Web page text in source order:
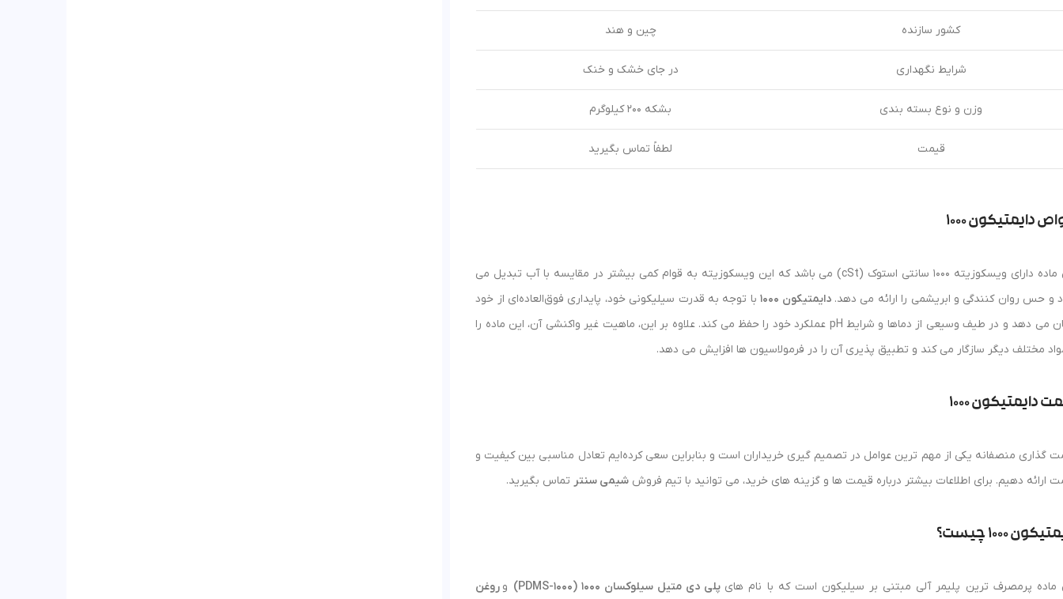
کشور سازنده چین و هند
شرایط نگهداری در جای خشک و خنک
وزن و نوع بسته بندی بشکه 200 کیلوگرم
قیمت لطفاً تماس بگیرید
دایمتیکون 1000
این ماده دارای ویسکوزیته 1000 سانتی استوک (cSt) می باشد که این ویسکوزیته به قوام کمی بیشتر در مقایسه با آب تبدیل می‌
و حس روان‌ کنندگی و ابریشمی را ارائه می‌ دهد.دایمتیکون 1000
با توجه به قدرت سیلیکونی خود، پایداری فوق‌العاده‌ای از خود
نشان می‌ دهد و در طیف وسیعی از دماها و شرایط pH عملکرد خود را حفظ می کند. علاوه بر این، ماهیت غیر واکنشی آن، این ماده را
مختلف دیگر سازگار می کند و تطبیق پذیری آن را در فرمولاسیون ها افزایش می دهد.
دایمتیکون 1000
گذاری منصفانه یکی از مهم‌ ترین عوامل در تصمیم‌ گیری خریداران است و بنابراین سعی کرده‌ایم تعادل مناسبی بین کیفیت و
ارائه دهیم. برای اطلاعات بیشتر درباره قیمت‌ ها و گزینه‌ های خرید، می توانید با تیم فروش شیمی سنتر تماس بگیرید.
1000 چیست؟
ماده پرمصرف ترین پلیمر آلی مبتنی بر سیلیکون است که با نام های پلی دی متیل سیلوکسان 1000 (PDMS-1000) و روغن